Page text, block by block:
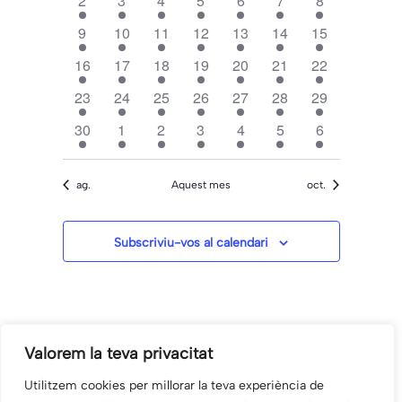
Valorem la teva privacitat
Utilitzem cookies per millorar la teva experiència de
esdeveniment
esdeveniment
esdeveniment
esdeveniment
esdeveniment
esdeveniment
1
esdeveniment
9
1
esdeveniment
10
1
esdeveniment
11
1
esdeveniment
12
1
esdeveniment
13
1
esdeveniment
14
115
1
esdeveniment
16
1
esdeveniment
17
1
esdeveniment
18
1
esdeveniment
19
1
esdeveniment
20
1
esdeveniment
21
1
22
1
esdeveniment
23
1
esdeveniment
24
1
esdeveniment
25
3
esdeveniments
26
2
esdeveniments
27
1
esdeveniment
28
1
29
1
esdeveniment
30
1
esdeveniment
1
1
esdeveniment
2
1
esdeveniment
3
1
esdeveniment
4
1
esdeveniment
5
16
ag. Aquest mes oct.
Subscriviu-vos al calendari